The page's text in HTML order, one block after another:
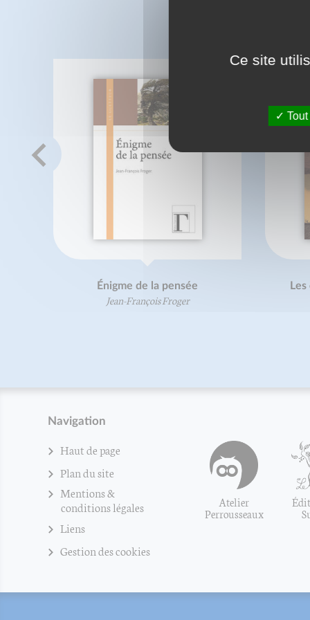
Énigme de la pensée
Jean-François Froger
Les
Navigation
Haut de page
Plan du site
Mentions &
conditions légales
Liens
Gestion des cookies
Atelier
Perrousseaux
Ce site